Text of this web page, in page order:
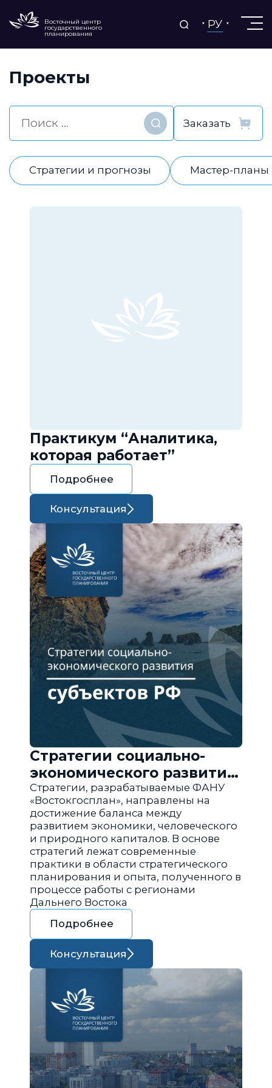
Восточный центр
государственного
планирования
РУ
Проекты
Найти
Стратегии и прогнозы Мастер-планы
Практикум “Аналитика,
которая работает”
Подробнее
Консультация
Стратегии социально-
экономического развития
субъектов РФ
Стратегии, разрабатываемые ФАНУ
«Востокгосплан», направлены на
достижение баланса между
развитием экономики, человеческого
и природного капиталов. В основе
стратегий лежат современные
практики в области стратегического
планирования и опыта, полученного в
процессе работы с регионами
Дальнего Востока
Подробнее
Консультация